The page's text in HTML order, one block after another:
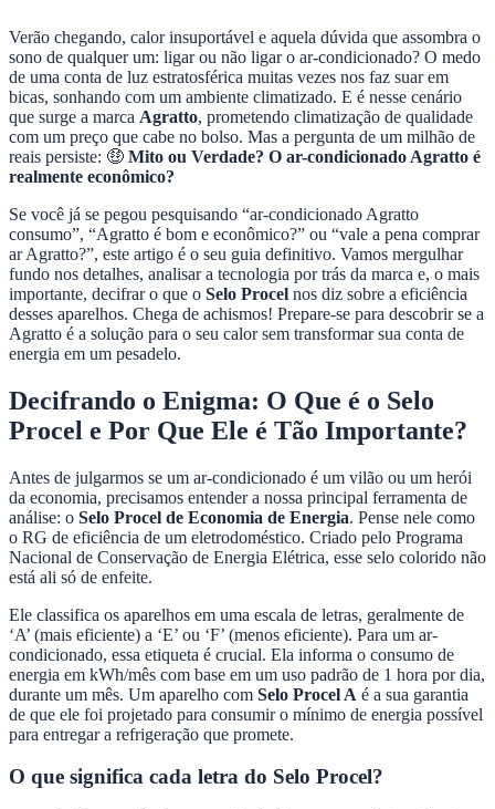
Verão chegando, calor insuportável e aquela dúvida que assombra o
sono de qualquer um: ligar ou não ligar o ar-condicionado? O medo
de uma conta de luz estratosférica muitas vezes nos faz suar em
bicas, sonhando com um ambiente climatizado. E é nesse cenário
que surge a marca Agratto, prometendo climatização de qualidade
com um preço que cabe no bolso. Mas a pergunta de um milhão de
reais persiste: 🤑 Mito ou Verdade? O ar-condicionado Agratto é
realmente econômico?
Se você já se pegou pesquisando “ar-condicionado Agratto
consumo”, “Agratto é bom e econômico?” ou “vale a pena comprar
ar Agratto?”, este artigo é o seu guia definitivo. Vamos mergulhar
fundo nos detalhes, analisar a tecnologia por trás da marca e, o mais
importante, decifrar o que o Selo Procel nos diz sobre a eficiência
desses aparelhos. Chega de achismos! Prepare-se para descobrir se a
Agratto é a solução para o seu calor sem transformar sua conta de
energia em um pesadelo.
Decifrando o Enigma: O Que é o Selo
Procel e Por Que Ele é Tão Importante?
Antes de julgarmos se um ar-condicionado é um vilão ou um herói
da economia, precisamos entender a nossa principal ferramenta de
análise: o Selo Procel de Economia de Energia. Pense nele como
o RG de eficiência de um eletrodoméstico. Criado pelo Programa
Nacional de Conservação de Energia Elétrica, esse selo colorido não
está ali só de enfeite.
Ele classifica os aparelhos em uma escala de letras, geralmente de
‘A’ (mais eficiente) a ‘E’ ou ‘F’ (menos eficiente). Para um ar-
condicionado, essa etiqueta é crucial. Ela informa o consumo de
energia em kWh/mês com base em um uso padrão de 1 hora por dia,
durante um mês. Um aparelho com Selo Procel A é a sua garantia
de que ele foi projetado para consumir o mínimo de energia possível
para entregar a refrigeração que promete.
O que significa cada letra do Selo Procel?